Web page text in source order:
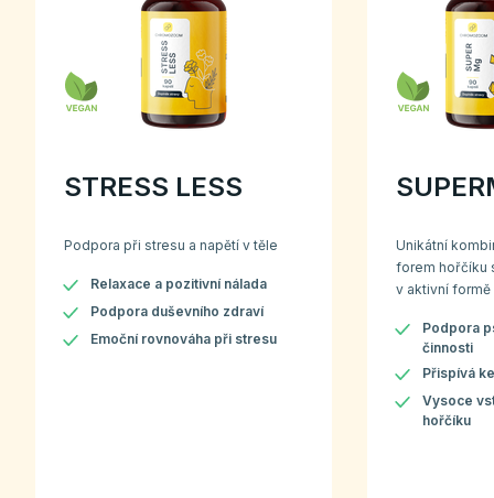
STRESS LESS
Podpora při stresu a napětí v těle
Relaxace a pozitivní nálada
Podpora duševního zdraví
Emoční rovnováha při stresu
Unikátní
forem hořčíku
v aktivní formě
Podpora
činnosti
Přispívá
Vysoce
hořčíku